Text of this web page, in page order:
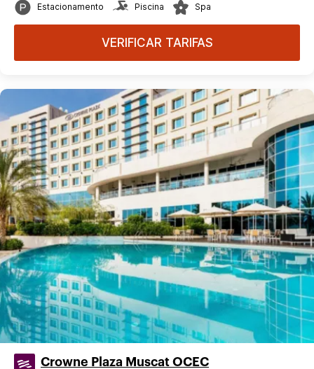
Estacionamento Piscina Spa
VERIFICAR TARIFAS
Crowne Plaza Muscat OCEC